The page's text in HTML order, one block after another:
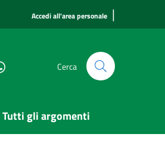
Accedi all'area personale |
Cerca
Tutti gli argomenti